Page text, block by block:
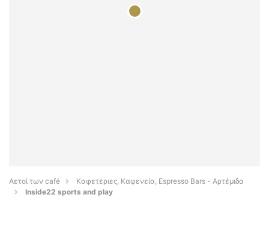
Αετοί των café
Καφετέριες, Καφενεία, Espresso Bars - Αρτέμιδα
Inside22 sports and play